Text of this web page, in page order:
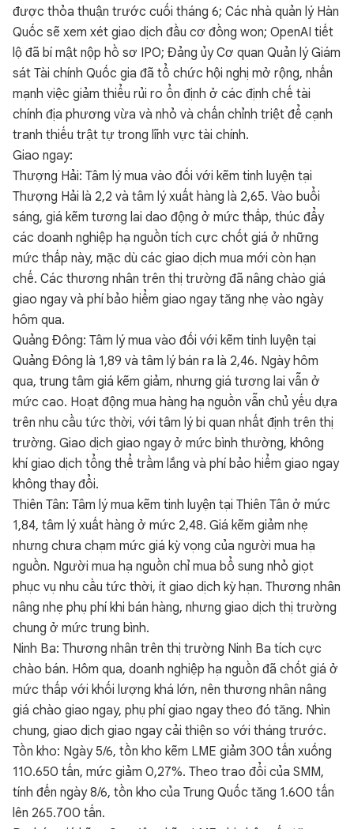
được thỏa thuận trước cuối tháng 6; Các nhà quản lý Hàn
Quốc sẽ xem xét giao dịch đầu cơ đồng won; OpenAI tiết
lộ đã bí mật nộp hồ sơ IPO; Đảng ủy Cơ quan Quản lý Giám
sát Tài chính Quốc gia đã tổ chức hội nghị mở rộng, nhấn
mạnh việc giảm thiểu rủi ro ổn định ở các định chế tài
chính địa phương vừa và nhỏ và chấn chỉnh triệt để cạnh
tranh thiếu trật tự trong lĩnh vực tài chính.
Giao ngay:
Thượng Hải: Tâm lý mua vào đối với kẽm tinh luyện tại
Thượng Hải là 2,2 và tâm lý xuất hàng là 2,65. Vào buổi
sáng, giá kẽm tương lai dao động ở mức thấp, thúc đẩy
các doanh nghiệp hạ nguồn tích cực chốt giá ở những
mức thấp này, mặc dù các giao dịch mua mới còn hạn
chế. Các thương nhân trên thị trường đã nâng chào giá
giao ngay và phí bảo hiểm giao ngay tăng nhẹ vào ngày
hôm qua.
Quảng Đông: Tâm lý mua vào đối với kẽm tinh luyện tại
Quảng Đông là 1,89 và tâm lý bán ra là 2,46. Ngày hôm
qua, trung tâm giá kẽm giảm, nhưng giá tương lai vẫn ở
mức cao. Hoạt động mua hàng hạ nguồn vẫn chủ yếu dựa
trên nhu cầu tức thời, với tâm lý bi quan nhất định trên thị
trường. Giao dịch giao ngay ở mức bình thường, không
khí giao dịch tổng thể trầm lắng và phí bảo hiểm giao ngay
không thay đổi.
Thiên Tân: Tâm lý mua kẽm tinh luyện tại Thiên Tân ở mức
1,84, tâm lý xuất hàng ở mức 2,48. Giá kẽm giảm nhẹ
nhưng chưa chạm mức giá kỳ vọng của người mua hạ
nguồn. Người mua hạ nguồn chỉ mua bổ sung nhỏ giọt
phục vụ nhu cầu tức thời, ít giao dịch kỳ hạn. Thương nhân
nâng nhẹ phụ phí khi bán hàng, nhưng giao dịch thị trường
chung ở mức trung bình.
Ninh Ba: Thương nhân trên thị trường Ninh Ba tích cực
chào bán. Hôm qua, doanh nghiệp hạ nguồn đã chốt giá ở
mức thấp với khối lượng khá lớn, nên thương nhân nâng
giá chào giao ngay, phụ phí giao ngay theo đó tăng. Nhìn
chung, giao dịch giao ngay cải thiện so với tháng trước.
Tồn kho: Ngày 5/6, tồn kho kẽm LME giảm 300 tấn xuống
110.650 tấn, mức giảm 0,27%. Theo trao đổi của SMM,
tính đến ngày 8/6, tồn kho của Trung Quốc tăng 1.600 tấn
lên 265.700 tấn.